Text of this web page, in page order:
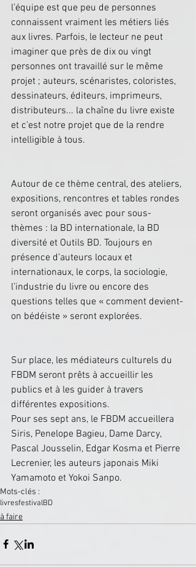
l’équipe est que peu de personnes
connaissent vraiment les métiers liés
aux livres. Parfois, le lecteur ne peut
imaginer que près de dix ou vingt
personnes ont travaillé sur le même
projet ; auteurs, scénaristes, coloristes,
dessinateurs, éditeurs, imprimeurs,
distributeurs... la chaîne du livre existe
et c’est notre projet que de la rendre
intelligible à tous.
Autour de ce thème central, des ateliers,
expositions, rencontres et tables rondes
seront organisés avec pour sous-
thèmes : la BD internationale, la BD
diversité et Outils BD. Toujours en
présence d’auteurs locaux et
internationaux, le corps, la sociologie,
l’industrie du livre ou encore des
questions telles que « comment devient-
on bédéiste » seront explorées.
Sur place, les médiateurs culturels du
FBDM seront prêts à accueillir les
publics et à les guider à travers
différentes expositions.
Pour ses sept ans, le FBDM accueillera
Siris, Penelope Bagieu, Dame Darcy,
Pascal Jousselin, Edgar Kosma et Pierre
Lecrenier, les auteurs japonais Miki
Yamamoto et Yokoi Sanpo.
Mots-clés :
livresfestivalBD
à faire